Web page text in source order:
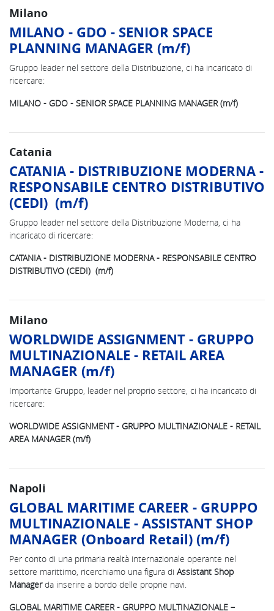
Milano
MILANO - GDO - SENIOR SPACE
PLANNING MANAGER (m/f)
Gruppo leader nel settore della Distribuzione, ci ha incaricato di
ricercare:
MILANO - GDO - SENIOR SPACE PLANNING MANAGER (m/f)
Catania
CATANIA - DISTRIBUZIONE MODERNA -
RESPONSABILE CENTRO DISTRIBUTIVO
(CEDI) (m/f)
Gruppo leader nel settore della Distribuzione Moderna, ci ha
incaricato di ricercare:
CATANIA - DISTRIBUZIONE MODERNA - RESPONSABILE CENTRO
DISTRIBUTIVO (CEDI) (m/f)
Milano
WORLDWIDE ASSIGNMENT - GRUPPO
MULTINAZIONALE - RETAIL AREA
MANAGER (m/f)
Importante Gruppo, leader nel proprio settore, ci ha incaricato di
ricercare:
WORLDWIDE ASSIGNMENT - GRUPPO MULTINAZIONALE - RETAIL
AREA MANAGER (m/f)
Napoli
GLOBAL MARITIME CAREER - GRUPPO
MULTINAZIONALE - ASSISTANT SHOP
MANAGER (Onboard Retail) (m/f)
Per conto di una primaria realtà internazionale operante nel
settore marittimo, ricerchiamo una figura di Assistant Shop
Managerda inserire a bordo delle proprie navi.
GLOBAL MARITIME CAREER - GRUPPO MULTINAZIONALE –